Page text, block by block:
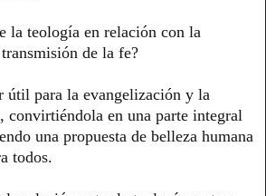
la teología en relación con la
de la fe?
útil para la evangelización y la
convirtiéndola en una parte integral
una propuesta de belleza humana
todos.